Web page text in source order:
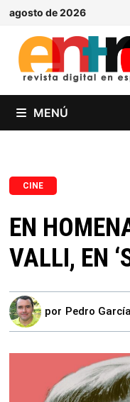
Saltar
contenido
agosto de 2026
MENÚ
CINE
EN
VALLI, EN
por Pedro